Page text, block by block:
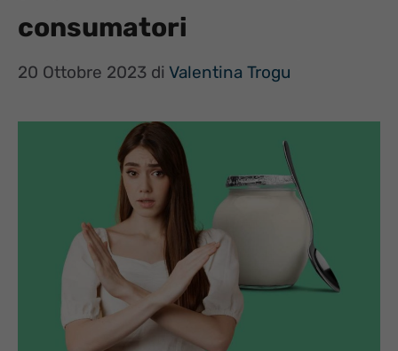
consumatori
20 Ottobre 2023 di Valentina Trogu